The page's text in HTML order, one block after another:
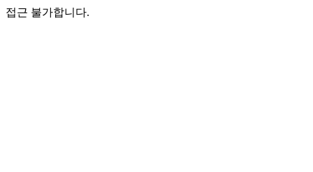
접근 불가합니다.